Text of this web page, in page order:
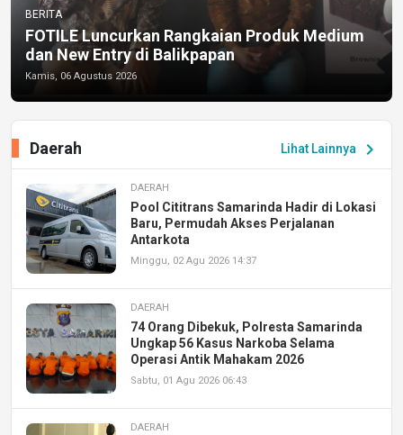
BERITA
FOTILE Luncurkan Rangkaian Produk Medium
dan New Entry di Balikpapan
Kamis, 06 Agustus 2026
Lihat Lainnya chevron_right
Daerah
DAERAH
Pool Cititrans Samarinda Hadir di Lokasi
Baru, Permudah Akses Perjalanan
Antarkota
Minggu, 02 Agu 2026 14:37
DAERAH
74 Orang Dibekuk, Polresta Samarinda
Ungkap 56 Kasus Narkoba Selama
Operasi Antik Mahakam 2026
Sabtu, 01 Agu 2026 06:43
DAERAH